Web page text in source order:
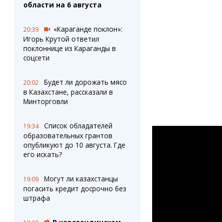
области на 6 августа
20:39
«Караганде поклон»:
Игорь Крутой ответил
поклоннице из Караганды в
соцсети
20:02
Будет ли дорожать мясо
в Казахстане, рассказали в
Минторговли
19:34
Список обладателей
образовательных грантов
опубликуют до 10 августа. Где
его искать?
19:09
Могут ли казахстанцы
погасить кредит досрочно без
штрафа